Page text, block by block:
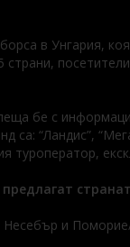
в Унгария,
бе с
“Ландис”,
туроператор,
Несебър и